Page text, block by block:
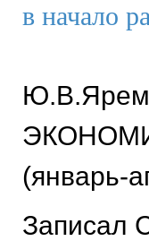
в начало
(январь-
Записал